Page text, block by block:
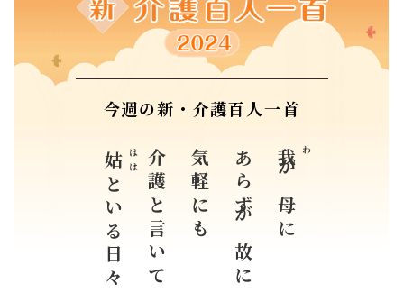
今週の新・介護百人一首
我
が母に
あらずが故に
気軽にも
介護と言いて
姑 はは
といる日々